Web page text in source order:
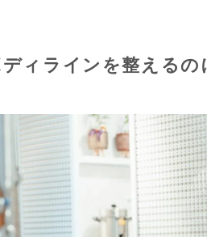
ディラインを整える